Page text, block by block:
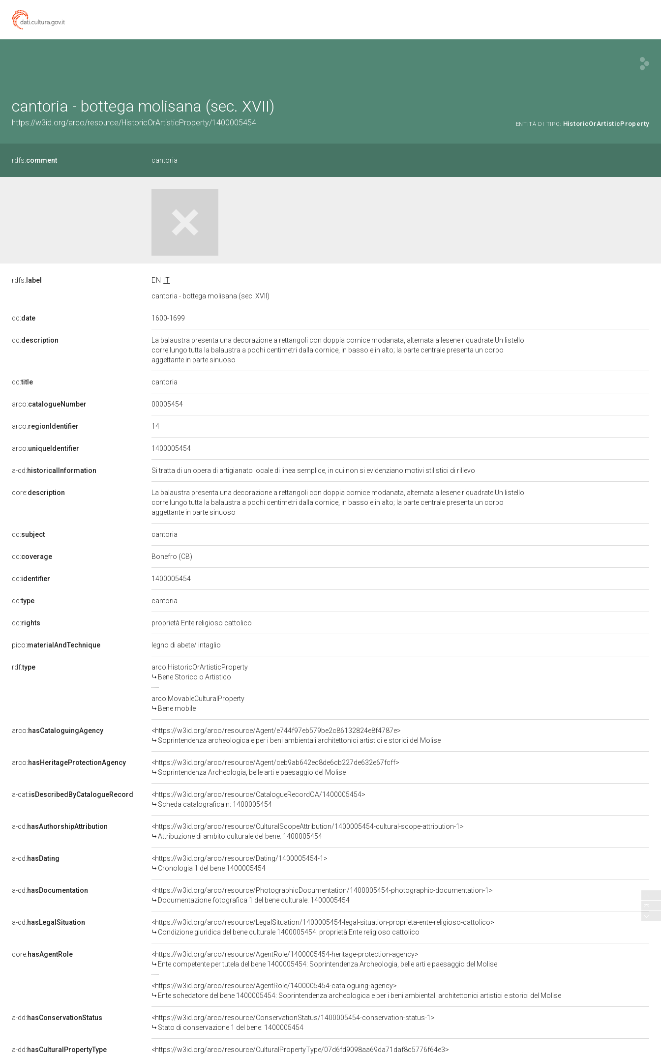
cantoria - bottega molisana (sec. XVII)
https://w3id.org/arco/resource/HistoricOrArtisticProperty/1400005454 ENTITÀ DI TIPO: HistoricOrArtisticProperty
rdfs:comment cantoria
rdfs: label EN
IT
cantoria - bottega molisana (sec. XVII)
dc:date 1600-1699
dc:description
La balaustra presenta una decorazione a rettangoli con doppia cornice modanata, alternata a lesene riquadrate.Un listello
corre lungo tutta la balaustra a pochi centimetri dalla cornice, in basso e in alto; la parte centrale presenta un corpo
aggettante in parte sinuoso
dc:title cantoria
arco:catalogueNumber 00005454
arco:regionIdentifier 14
arco:uniqueIdentifier 1400005454
a-cd:historicalInformation Si tratta di un opera di artigianato locale di linea semplice, in cui non si evidenziano motivi stilistici di rilievo
core:description
La balaustra presenta una decorazione a rettangoli con doppia cornice modanata, alternata a lesene riquadrate.Un listello
corre lungo tutta la balaustra a pochi centimetri dalla cornice, in basso e in alto; la parte centrale presenta un corpo
aggettante in parte sinuoso
dc:subject cantoria
dc:coverage Bonefro (CB)
dc:identifier 1400005454
dc:type cantoria
dc:rights proprietà Ente religioso cattolico
pico:materialAndTechnique legno di abete/ intaglio
rdf:type
arco:HistoricOrArtisticProperty
Bene Storico o Artistico
arco:MovableCulturalProperty
Bene mobile
arco:hasCataloguingAgency
<https://w3id.org/arco/resource/Agent/e744f97eb579be2c86132824e8f4787e>
Soprintendenza archeologica e per i beni ambientali architettonici artistici e storici del Molise
arco:hasHeritageProtectionAgency
<https://w3id.org/arco/resource/Agent/ceb9ab642ec8de6cb227de632e67fcff>
Soprintendenza Archeologia, belle arti e paesaggio del Molise
a-cat:isDescribedByCatalogueRecord
<https://w3id.org/arco/resource/CatalogueRecordOA/1400005454>
Scheda catalografica n: 1400005454
a-cd:hasAuthorshipAttribution
<https://w3id.org/arco/resource/CulturalScopeAttribution/1400005454-cultural-scope-attribution-1>
Attribuzione di ambito culturale del bene: 1400005454
a-cd:hasDating
<https://w3id.org/arco/resource/Dating/1400005454-1>
Cronologia 1 del bene 1400005454
a-cd:hasDocumentation
<https://w3id.org/arco/resource/PhotographicDocumentation/1400005454-photographic-documentation-1>
Documentazione fotografica 1 del bene culturale: 1400005454
a-cd:hasLegalSituation
<https://w3id.org/arco/resource/LegalSituation/1400005454-legal-situation-proprieta-ente-religioso-cattolico>
Condizione giuridica del bene culturale 1400005454: proprietà Ente religioso cattolico
core:hasAgentRole
<https://w3id.org/arco/resource/AgentRole/1400005454-heritage-protection-agency>
Ente competente per tutela del bene 1400005454: Soprintendenza Archeologia, belle arti e paesaggio del Molise
<https://w3id.org/arco/resource/AgentRole/1400005454-cataloguing-agency>
Ente schedatore del bene 1400005454: Soprintendenza archeologica e per i beni ambientali architettonici artistici e storici del Molise
a-dd:hasConservationStatus
<https://w3id.org/arco/resource/ConservationStatus/1400005454-conservation-status-1>
Stato di conservazione 1 del bene: 1400005454
a-dd:hasCulturalPropertyType
<https://w3id.org/arco/resource/CulturalPropertyType/07d6fd9098aa69da71daf8c5776f64e3>